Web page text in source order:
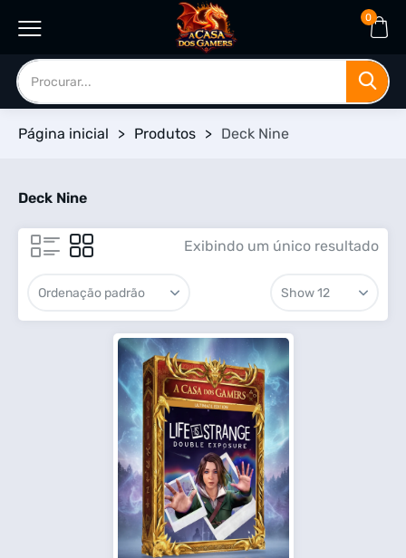
0
Página inicial > Produtos > Deck Nine
Deck Nine
Exibindo um único resultado